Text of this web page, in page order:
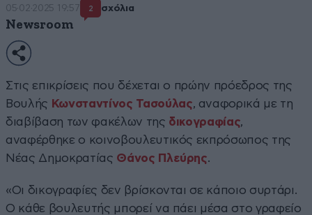
05·02·2025 19:57 2 σχόλια
Newsroom
Στις επικρίσεις που δέχεται ο πρώην πρόεδρος της
Βουλής Κωνσταντίνος Τασούλας, αναφορικά με τη
διαβίβαση των φακέλων της δικογραφίας,
αναφέρθηκε ο κοινοβουλευτικός εκπρόσωπος της
Νέας Δημοκρατίας Θάνος Πλεύρης.
«Οι δικογραφίες δεν βρίσκονται σε κάποιο συρτάρι.
Ο κάθε βουλευτής μπορεί να πάει μέσα στο γραφείο